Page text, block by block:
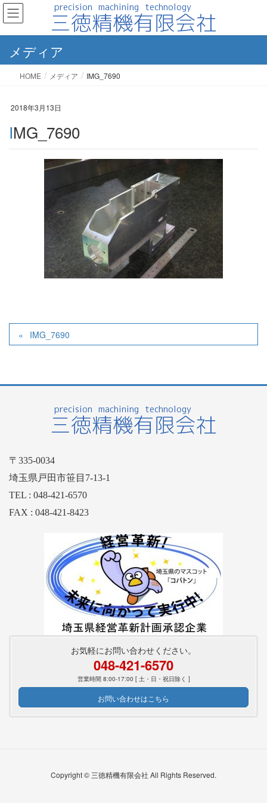
メディア
HOME メディア IMG_7690
2018年3月13日
IMG_7690
IMG_7690
〒335-0034
埼玉県戸田市笹目7-13-1
TEL : 048-421-6570
FAX : 048-421-8423
お気軽にお問い合わせください。
048-421-6570
営業時間 8:00-17:00 [ 土・日・祝日除く ]
お問い合わせはこちら
Copyright © 三徳精機有限会社 All Rights Reserved.